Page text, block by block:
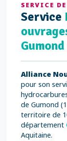
SERVICE
Service
Gumond
Alliance
pour son
de Gumond
territoire de
département
Aquitaine.